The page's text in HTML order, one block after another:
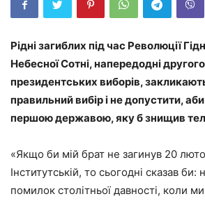
Рідні загиблих під час Революції
Небесної Сотні, напередодні
президентських виборів,
правильний вибір і не допустити,
першою державою, яку б знищив
«Якщо би мій брат не загинув 20
Інститутській, то сьогодні сказав
помилок столітньої давності, коли